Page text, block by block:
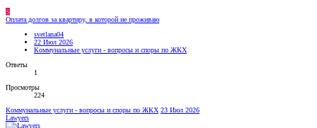
S
Оплата долгов за квартиру, в которой не проживаю
svetlana04
22 Июл 2026
Коммунальные услуги - вопросы и споры по ЖКХ
Ответы
1
Просмотры
224
Коммунальные услуги - вопросы и споры по ЖКХ 23 Июл 2026
Lawyers